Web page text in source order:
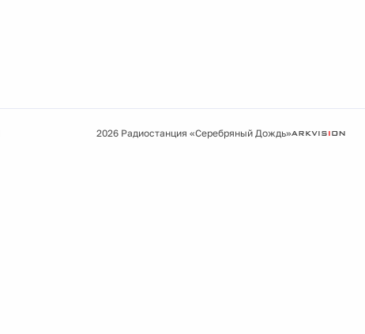
2026 Радиостанция «Серебряный Дождь»